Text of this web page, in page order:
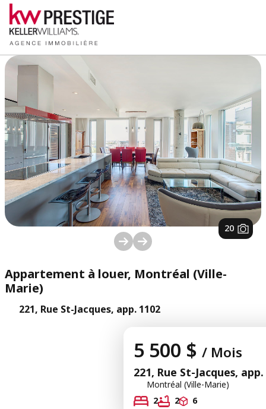
1/ 20
Appartement à louer, Montréal (Ville-
Marie)
221, Rue St-Jacques, app. 1102
5 500 $ / Mois
221, Rue St-Jacques,
Montréal (Ville-Marie)
2
2 6